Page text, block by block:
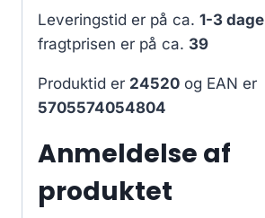
Leveringstid er på ca. 1-3 dage
fragtprisen er på ca. 39
Produktid er 24520 og EAN er
5705574054804
Anmeldelse af
produktet